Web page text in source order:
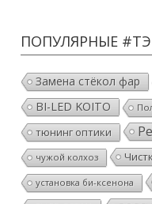
ПОПУЛЯРНЫЕ
Замена стёкол фар
BI-LED KOITO
тюнинг оптики
чужой колхоз
установка би-ксенона